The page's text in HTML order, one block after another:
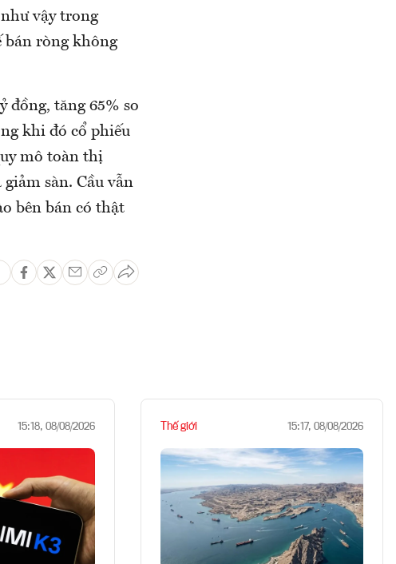
vậy trong
bán ròng không
đồng, tăng 65% so
khi đó cổ phiếu
mô toàn thị
sàn. Cầu vẫn
bên bán có thật
15:18, 08/08/2026 Thế giới 15:17, 08/08/2026